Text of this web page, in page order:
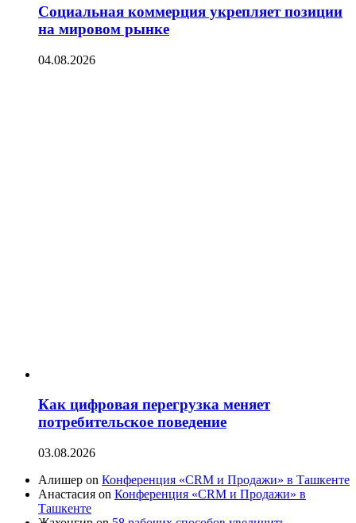
Социальная коммерция укрепляет позиции
на мировом рынке
04.08.2026
Как цифровая перегрузка меняет
потребительское поведение
03.08.2026
Алишер on Конференция «CRM и Продажи» в Ташкенте
Анастасия on Конференция «CRM и Продажи» в
Ташкенте